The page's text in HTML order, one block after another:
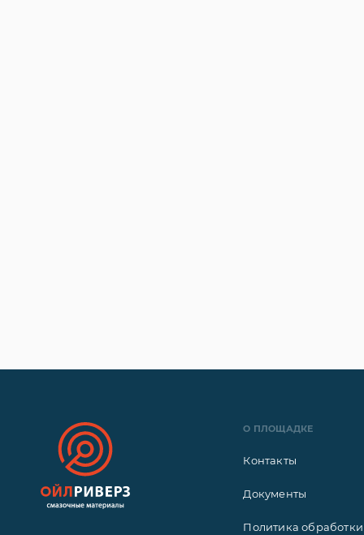
О ПЛОЩАДКЕ
Контакты
Документы
Политика обработки